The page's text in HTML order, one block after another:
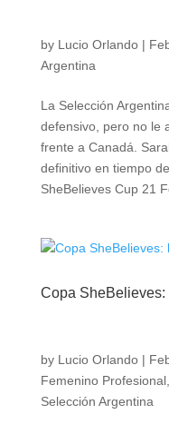
by Lucio Orlando|
Argentina
La Selección
defensivo, pero no le
frente a Canadá.
definitivo en tiempo
SheBelieves Cup 21
Copa
by Lucio Orlando|
Femenino Profesional,
Selección Argentina